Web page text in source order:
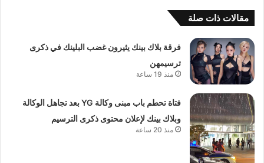
مقالات ذات صلة
فرقة بلاك بينك يثيرون غضب البلينك في ذكرى
ترسيمهن
منذ 19 ساعة
فتاة تحطم باب مبنى وكالة YG بعد تجاهل الوكالة
وبلاك بينك لإعلان محتوى ذكرى الترسيم
منذ 20 ساعة